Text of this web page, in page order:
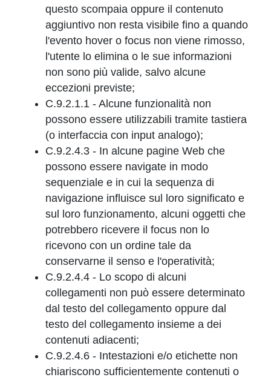
questo scompaia oppure il contenuto
aggiuntivo non resta visibile fino a quando
l'evento hover o focus non viene rimosso,
l'utente lo elimina o le sue informazioni
non sono più valide, salvo alcune
eccezioni previste;
C.9.2.1.1 - Alcune funzionalità non
possono essere utilizzabili tramite tastiera
(o interfaccia con input analogo);
C.9.2.4.3 - In alcune pagine Web che
possono essere navigate in modo
sequenziale e in cui la sequenza di
navigazione influisce sul loro significato e
sul loro funzionamento, alcuni oggetti che
potrebbero ricevere il focus non lo
ricevono con un ordine tale da
conservarne il senso e l'operatività;
C.9.2.4.4 - Lo scopo di alcuni
collegamenti non può essere determinato
dal testo del collegamento oppure dal
testo del collegamento insieme a dei
contenuti adiacenti;
C.9.2.4.6 - Intestazioni e/o etichette non
chiariscono sufficientemente contenuti o